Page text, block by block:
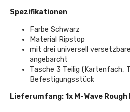
Spezifikationen
Farbe Schwarz
Material Ripstop
mit drei universell
angebarcht
Tasche 3 Teilig (Kartenfach,
Befestigungsstück
Lieferumfang: 1x M-Wave Rough